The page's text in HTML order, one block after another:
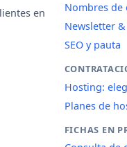
en
Nombres de
Newsletter
SEO y pauta
Hosting:
Planes de
FICHAS EN